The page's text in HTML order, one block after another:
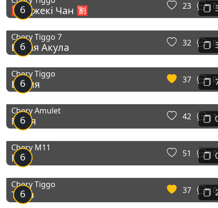
6
🈵 Джекі Чан 🈹 23 0
6
Chery Tiggo 7
Белая Акула 32 0
6
Chery Tiggo
Балия 37 0
6
Chery Amulet
Муля 42 1
6
Chery M11
M11 51 0
6
Chery Tiggo
Tigra 37 0